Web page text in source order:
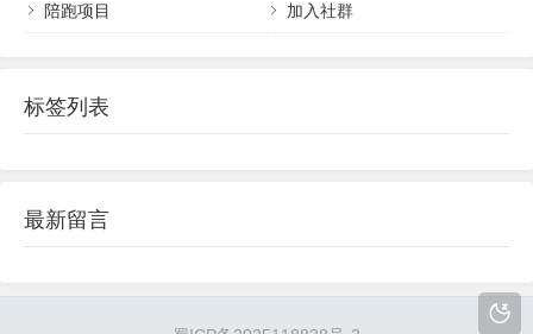
陪跑项目 加入社群
标签列表
最新留言